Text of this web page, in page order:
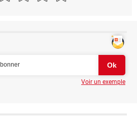
Voir un exemple